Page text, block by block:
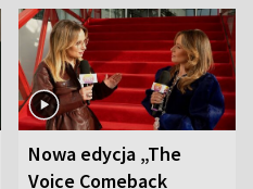
Nowa edycja „The
Voice Comeback